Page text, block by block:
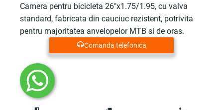
Camera pentru bicicleta 26"x1.75/1.95, cu valva
standard, fabricata din cauciuc rezistent, potrivita
pentru majoritatea anvelopelor MTB si de oras.
Comanda telefonica